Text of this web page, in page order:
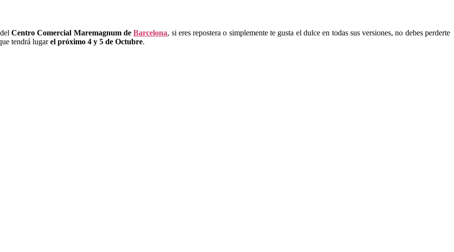
delCentro Comercial Maremagnum deBarcelona, si eres repostera o simplemente te gusta el dulce en todas sus versiones, no debes perderte
tendrá lugarel próximo 4 y 5 de Octubre.